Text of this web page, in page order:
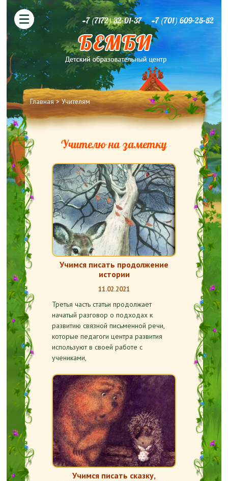
+7 (7172) 32-01-37 +7 (701) 609-25-52
Вы здесь
Главная>Учителям
Учителю на заметку
Учимся писать продолжение
истории
11.02.2021
Третья часть статьи продолжает
начатый разговор о подходах к
развитию связной письменной речи,
которые педагоги центра развития
используют в своей работе с
учениками,
Учимся писать сказку,